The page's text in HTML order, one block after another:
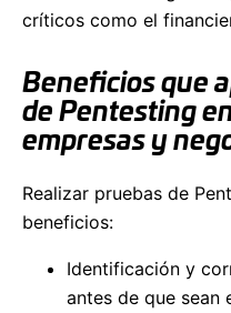
críticos como el
Beneficios que
de Pentesting
empresas y
Realizar pruebas de
beneficios:
Identificación y
antes de que sean